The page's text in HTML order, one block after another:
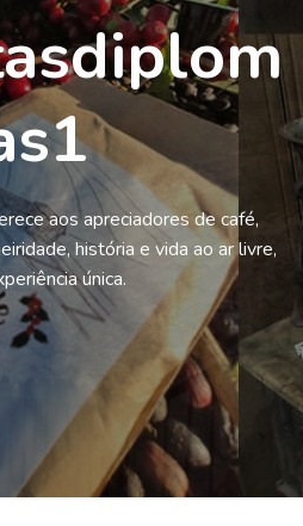
aos apreciadores de café,
história e vida ao ar livre,
única.